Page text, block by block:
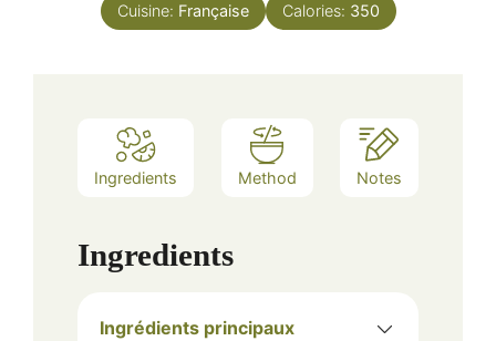
Cuisine: Française Calories: 350
Ingredients Method Notes
Ingredients
Ingrédients principaux